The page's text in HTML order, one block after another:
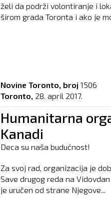
želi da podrži volontiranje i
širom grada Toronta i ako je
Novine Toronto, broj 1506
Toronto, 28. april 2017.
Humanitarna
Kanadi
Deca su naša budućnost!
Za svoj rad, organizacija je
Save drugog reda na
je uručen od strane Njegove...